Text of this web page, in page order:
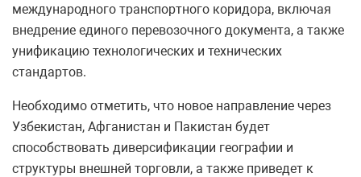
международного транспортного коридора, включая
внедрение единого перевозочного документа, а также
унификацию технологических и технических
стандартов.
Необходимо отметить, что новое направление через
Узбекистан, Афганистан и Пакистан будет
способствовать диверсификации географии и
структуры внешней торговли, а также приведет к